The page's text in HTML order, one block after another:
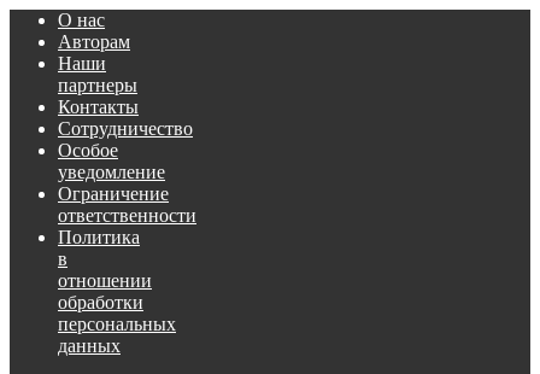
О нас
Авторам
Наши
партнеры
Контакты
Сотрудничество
Особое
уведомление
Ограничение
ответственности
Политика
в
отношении
обработки
персональных
данных